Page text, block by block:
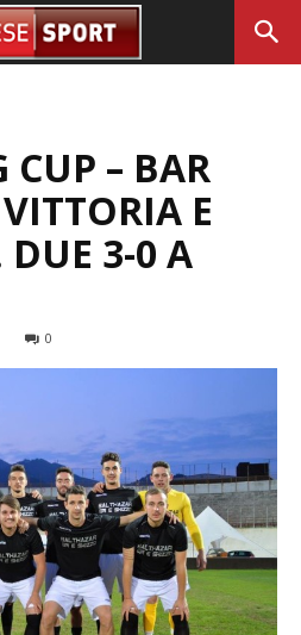
CUP – BAR
E
DUE 3-0 A
0